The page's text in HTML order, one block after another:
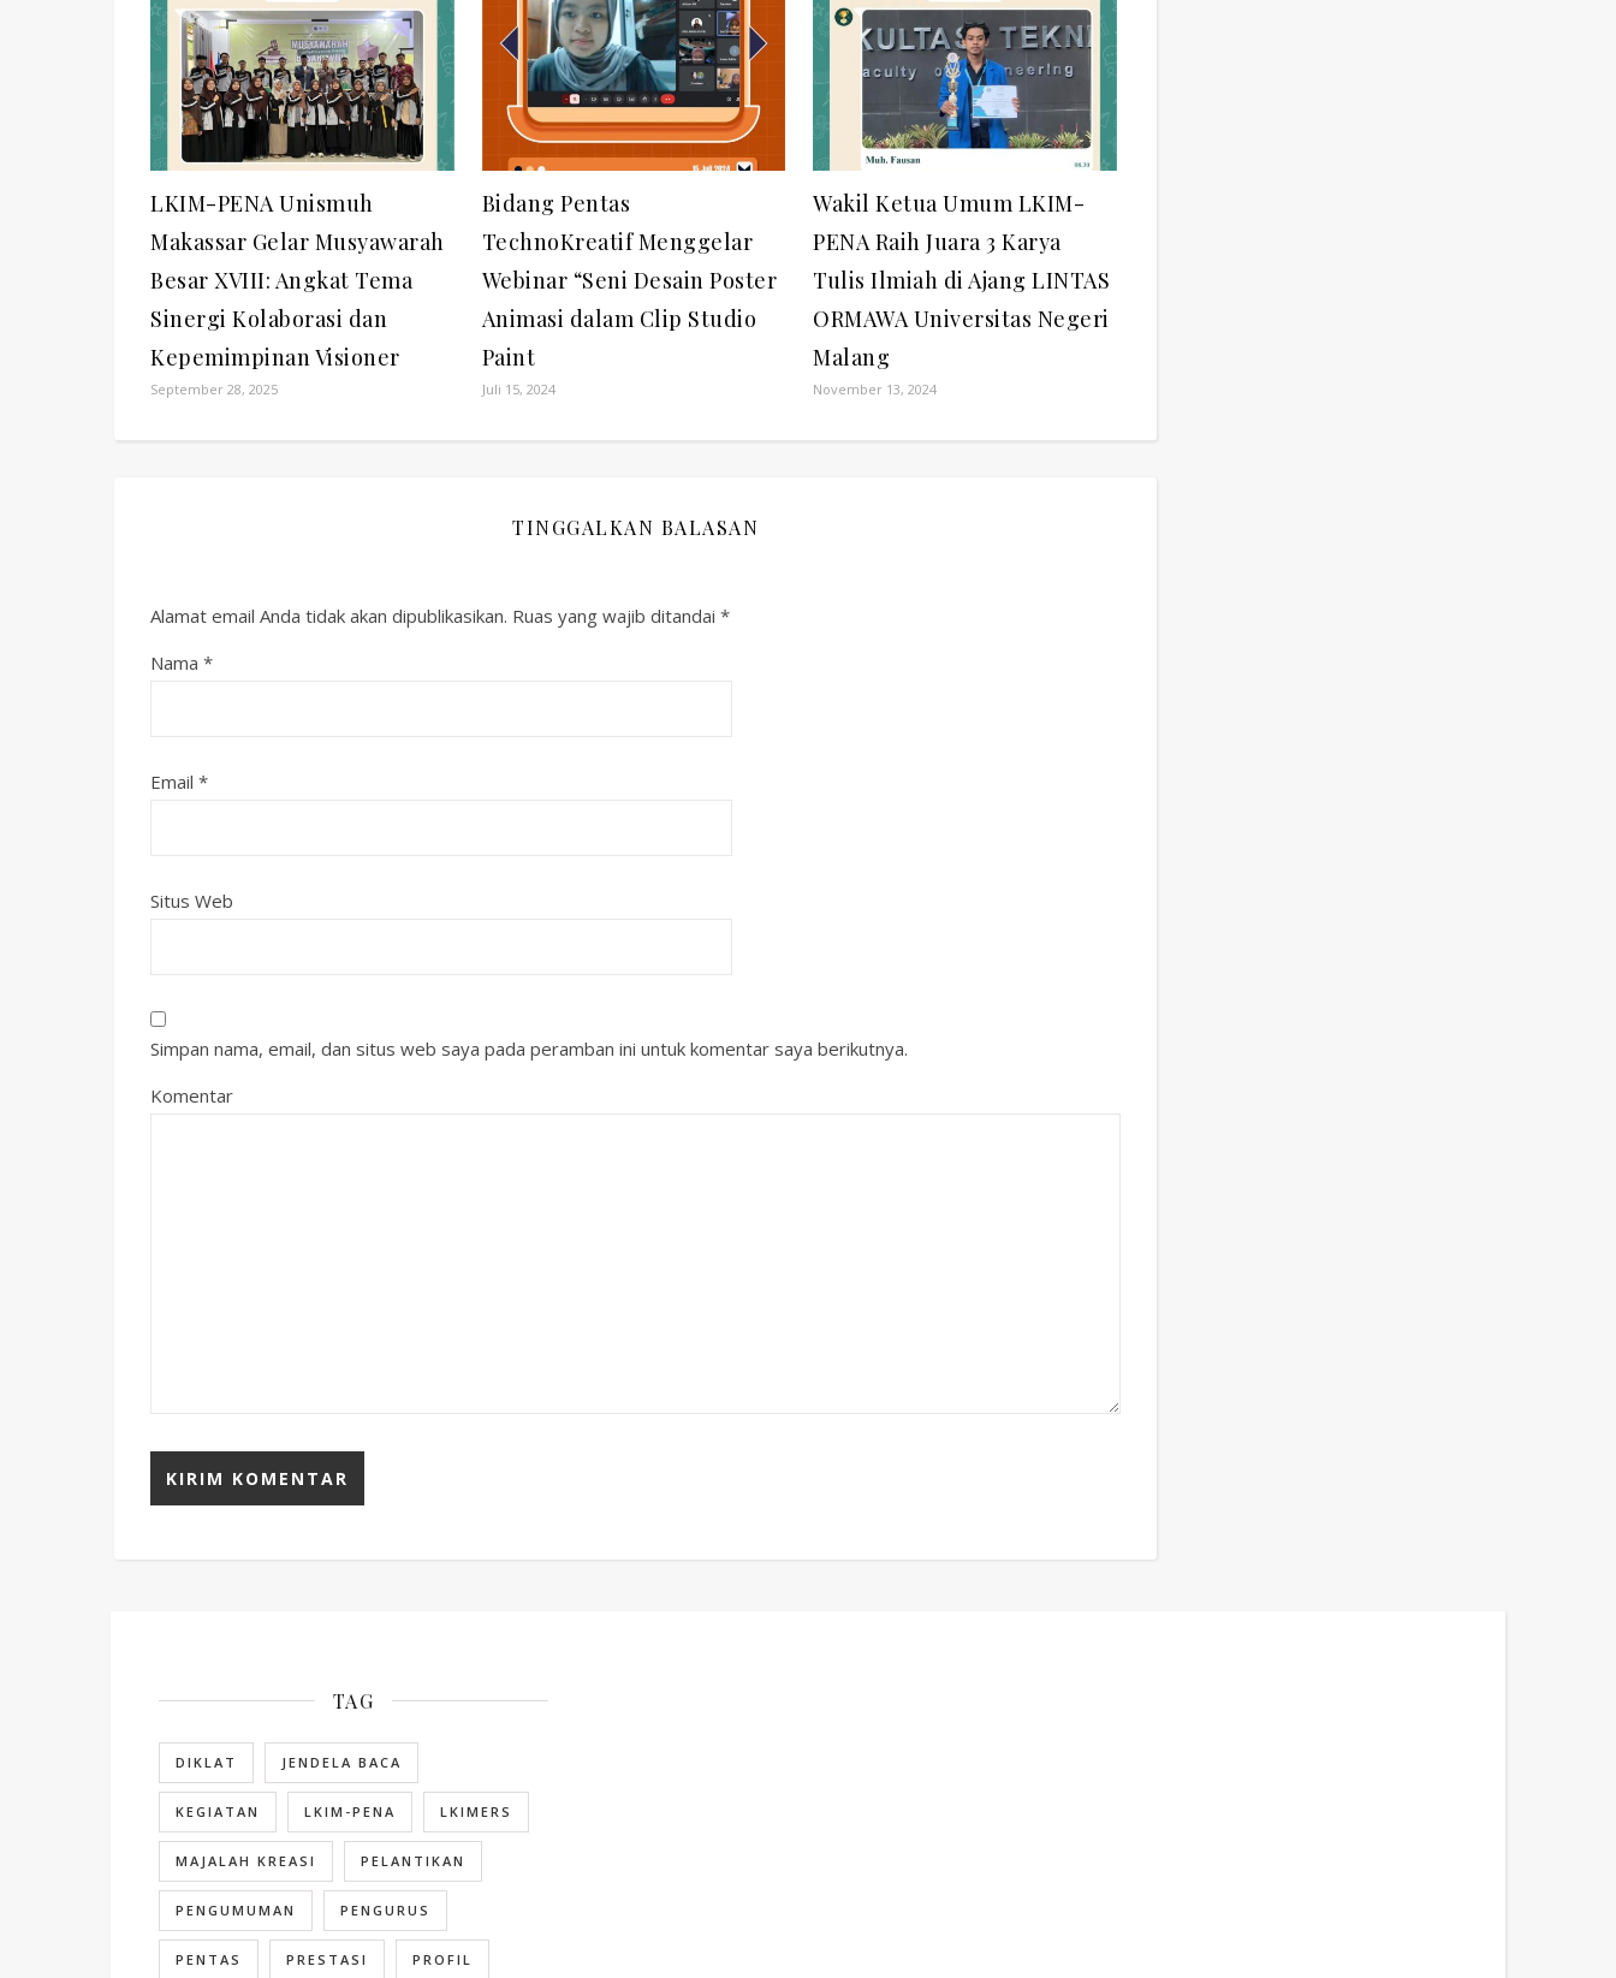
LKIM-PENA Unismuh
Makassar Gelar Musyawarah
Besar XVIII: Angkat Tema
Sinergi Kolaborasi dan
Kepemimpinan Visioner
September 28, 2025
Bidang Pentas
TechnoKreatif Menggelar
Webinar “Seni Desain Poster
Animasi dalam Clip Studio
Paint
Juli 15, 2024
Wakil Ketua Umum LKIM-
PENA Raih Juara 3 Karya
Tulis Ilmiah di Ajang LINTAS
ORMAWA Universitas Negeri
Malang
November 13, 2024
TINGGALKAN BALASAN
Alamat email Anda tidak akan dipublikasikan. Ruas yang wajib ditandai *
Nama *
Email *
Situs Web
Simpan nama, email, dan situs web saya pada peramban ini untuk komentar saya berikutnya.
Komentar
TAG
DIKLAT JENDELA BACA
KEGIATAN LKIM-PENA LKIMERS
MAJALAH KREASI PELANTIKAN
PENGUMUMAN PENGURUS
PENTAS PRESTASI PROFIL